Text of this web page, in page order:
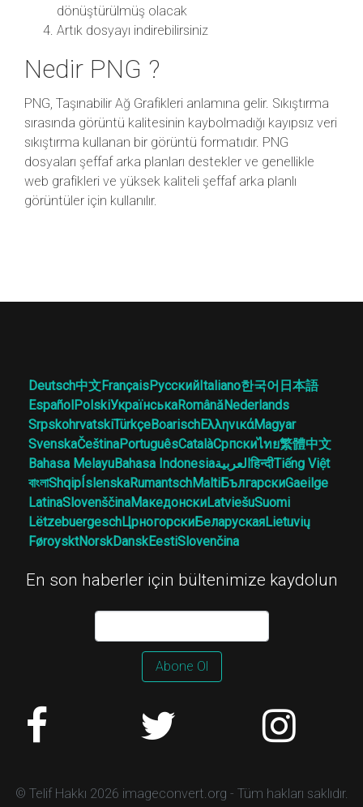
dönüştürülmüş olacak
Artık dosyayı indirebilirsiniz
Nedir PNG ?
PNG, Taşınabilir Ağ Grafikleri anlamına gelir. Sıkıştırma
sırasında görüntü kalitesinin kaybolmadığı kayıpsız veri
sıkıştırma kullanan bir görüntü formatıdır. PNG
dosyaları şeffaf arka planları destekler ve genellikle
web grafikleri ve yüksek kaliteli şeffaf arka planlı
görüntüler için kullanılır.
Deutsch中文FrançaisРусскийItaliano한국어 日本語
EspañolPolskiУкраїнськаRomânăNederlands
SrpskohrvatskiTürkçeBoarischΕλληνικάMagyar
SvenskaČeštinaPortuguêsCatalàСрпскиไทย繁體中文
Bahasa MelayuBahasa Indonesiaالعربيةहिन्दीTiếng Việt
বাংলাShqipÍslenskaRumantschMaltiБългарскиGaeilge
LatinaSlovenščinaМакедонскиLatviešuSuomi
LëtzebuergeschЦрногорскиБеларускаяLietuvių
FøroysktNorskDanskEestiSlovenčina
En son haberler için bültenimize kaydolun
Abone Ol
© Telif Hakkı 2026 imageconvert.org - Tüm hakları saklıdır.